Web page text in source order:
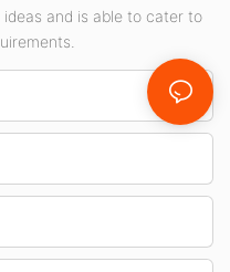
and is able to cater to